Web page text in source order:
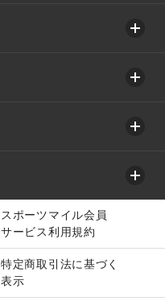
スポーツマイル会員
サービス利用規約
特定商取引法に基づく
表示